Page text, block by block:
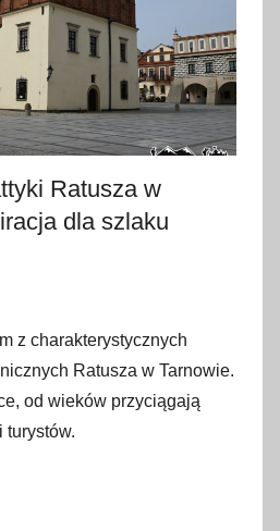
Ratusza w
dla szlaku
z charakterystycznych
Ratusza w Tarnowie.
od wieków przyciągają
turystów.